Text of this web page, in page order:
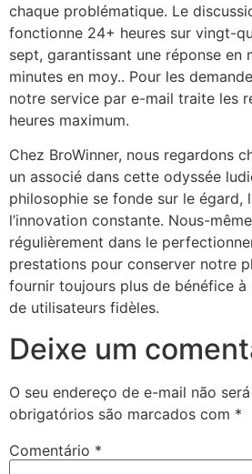
chaque problématique. Le
fonctionne 24+ heures sur vingt-
sept, garantissant une réponse en
minutes en moy.. Pour les
notre service par e-mail traite les
heures maximum.
Chez BroWinner, nous regardons
un associé dans cette odyssée
philosophie se fonde sur le égard,
l’innovation constante. Nous-
régulièrement dans le
prestations pour conserver notre
fournir toujours plus de bénéfice à
de utilisateurs fidèles.
Deixe um
O seu endereço de e-mail não
obrigatórios são marcados com *
Comentário *